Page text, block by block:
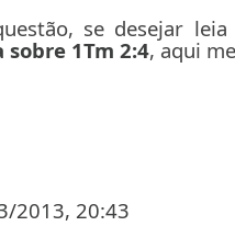
se desejar
sobre 1Tm 2:4, aqui
2013, 20:43